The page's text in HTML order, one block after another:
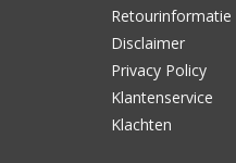
Retourinformatie
Disclaimer
Privacy Policy
Klantenservice
Klachten